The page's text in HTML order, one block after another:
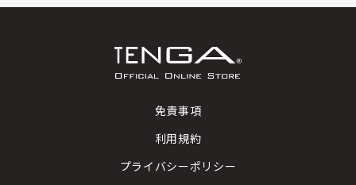
免責事項
利用規約
プライバシーポリシー